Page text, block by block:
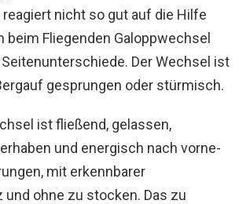
reagiert nicht so gut auf die Hilfe
beim Fliegenden Galoppwechsel
Der Wechsel ist
gesprungen oder stürmisch.
ist fließend, gelassen,
und energisch nach vorne-
mit erkennbarer
ohne zu stocken. Das zu